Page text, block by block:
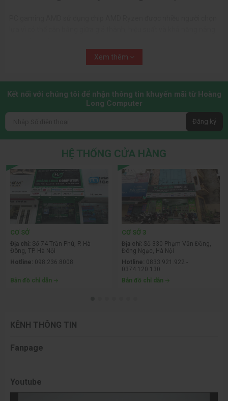
vi xử lý (CPU) do hãng
lớn” trong ngành công nghệ vi xử lý. AMD cung cấp đa dạng các
sản phẩm từ CPU, GPU đến APU, phục vụ từ nhu cầu văn phòng cơ
bản đến gaming và xử lý đồ họa nặng.
PC sử dụng chip AMD mang đến nhiều ưu điểm vượt trội
AMD Ryzen sở hữu kiến trúc hiện đại cùng số lượng nhân và luồng
có thể vận hành ổn định nhiều tựa game phổ biến hiện nay ở mức
Xem thêm
Kết nối với chúng tôi để nhận thông tin khuyến mãi từ Hoàng
Long Computer
Đăng ký
HỆ THỐNG CỬA HÀNG
CƠ SỞ
Địa chỉ: Số 74 Trần Phú, P. Hà
Đông, TP. Hà Nội
Hotline: 098.236.8008
Bản đồ chỉ dẫn
CƠ SỞ 3
Địa chỉ: Số 330 Phạm Văn Đồng,
Đông Ngạc, Hà Nội
Hotline: 0833.921.922 -
0374.120.130
Bản đồ chỉ dẫn
KÊNH THÔNG TIN
Fanpage
Youtube